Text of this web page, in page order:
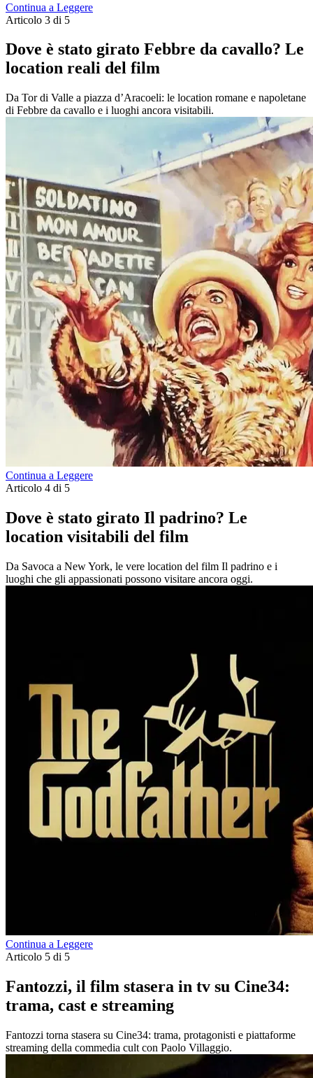
Continua a Leggere
Articolo 3 di 5
Dove è stato girato Febbre da cavallo? Le
location reali del film
Da Tor di Valle a piazza d’Aracoeli: le location romane e napoletane
di Febbre da cavallo e i luoghi ancora visitabili.
Continua a Leggere
Articolo 4 di 5
Dove è stato girato Il padrino? Le
location visitabili del film
Da Savoca a New York, le vere location del film Il padrino e i
luoghi che gli appassionati possono visitare ancora oggi.
Continua a Leggere
Articolo 5 di 5
Fantozzi, il film stasera in tv su Cine34:
trama, cast e streaming
Fantozzi torna stasera su Cine34: trama, protagonisti e piattaforme
streaming della commedia cult con Paolo Villaggio.